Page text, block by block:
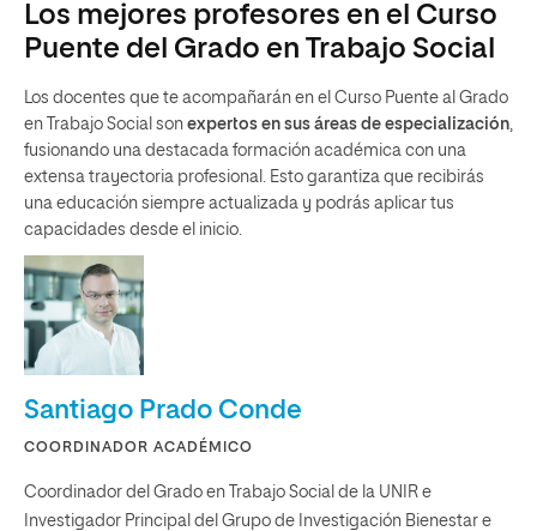
Los mejores profesores en el Curso
Puente del Grado en Trabajo Social
Los docentes que te acompañarán en el Curso Puente al Grado
en Trabajo Social son expertos en sus áreas de especialización,
fusionando una destacada formación académica con una
extensa trayectoria profesional. Esto garantiza que recibirás
una educación siempre actualizada y podrás aplicar tus
capacidades desde el inicio.
Santiago Prado Conde
COORDINADOR ACADÉMICO
Coordinador del Grado en Trabajo Social de la UNIR e
Investigador Principal del Grupo de Investigación Bienestar e